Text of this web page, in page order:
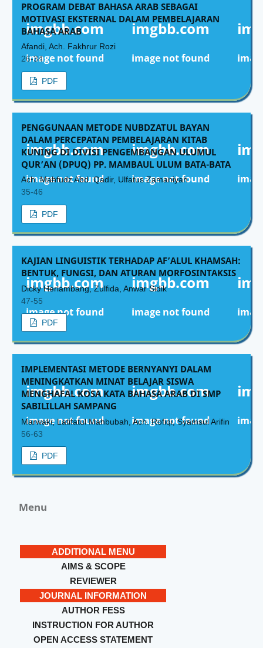
PROGRAM DEBAT BAHASA ARAB SEBAGAI
MOTIVASI EKSTERNAL DALAM PEMBELAJARAN
BAHASA ARAB
Afandi, Ach. Fakhrur Rozi
26-34
PDF
PENGGUNAAN METODE NUBDZATUL BAYAN
DALAM PERCEPATAN PEMBELAJARAN KITAB
KUNING DI DIVISI PENGEMBANGAN ULUMUL
QUR’AN (DPUQ) PP. MAMBAUL ULUM BATA-BATA
Ach. Mahfudz Abd. Qadir, Ulfatus Zamaniyah
35-46
PDF
KAJIAN LINGUISTIK TERHADAP AF’ALUL KHAMSAH:
BENTUK, FUNGSI, DAN ATURAN MORFOSINTAKSIS
Dicky Herlambang, Zulfida, Anwar Sidik
47-55
PDF
IMPLEMENTASI METODE BERNYANYI DALAM
MENINGKATKAN MINAT BELAJAR SISWA
MENGHAFAL KOSA KATA BAHASA ARAB DI SMP
SABILILLAH SAMPANG
Marwaki, Latifatul Mahbubah, Ach. Rofiqi, Syamsul Arifin
56-63
PDF
Menu
ADDITIONAL MENU
AIMS & SCOPE
REVIEWER
JOURNAL INFORMATION
AUTHOR FESS
INSTRUCTION FOR AUTHOR
OPEN ACCESS STATEMENT